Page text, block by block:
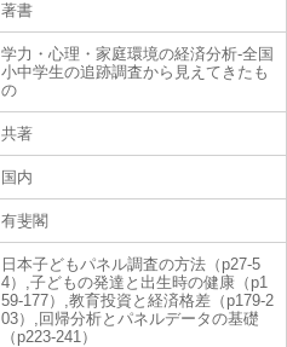
著書
学力・心理・家庭環境の経済分析-全国
小中学生の追跡調査から見えてきたも
の
共著
国内
有斐閣
日本子どもパネル調査の方法（p27-5
4）,子どもの発達と出生時の健康（p1
59-177）,教育投資と経済格差（p179-2
03）,回帰分析とパネルデータの基礎
（p223-241）